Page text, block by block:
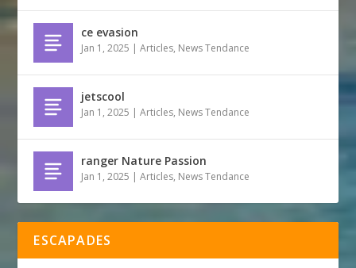
ce evasion
Jan 1, 2025 |Articles, News Tendance
jetscool
Jan 1, 2025 |Articles, News Tendance
ranger Nature Passion
Jan 1, 2025 |Articles, News Tendance
ESCAPADES